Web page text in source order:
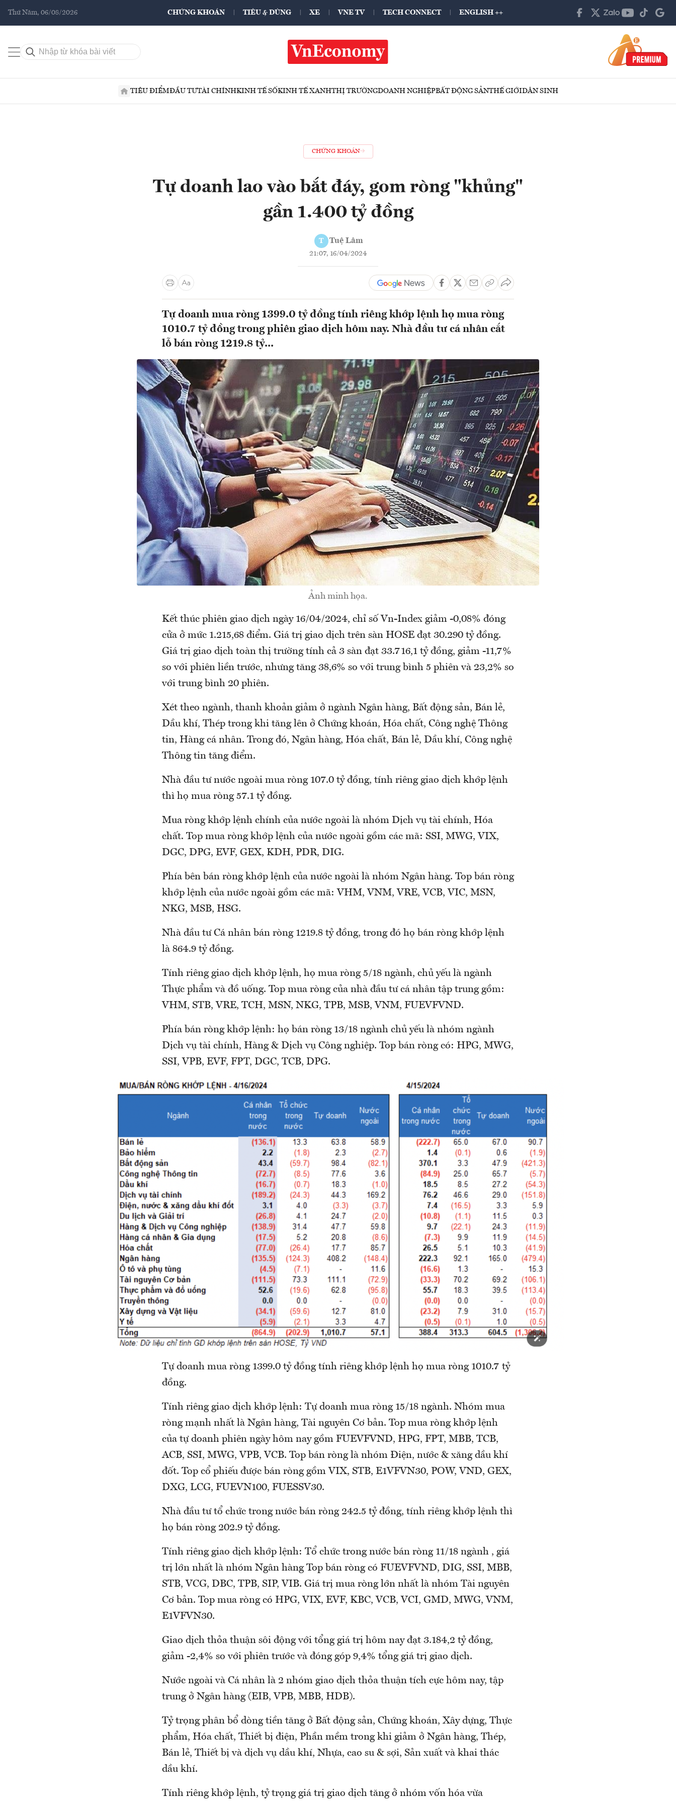
Thứ Năm, 06/08/2026 CHỨNG KHOÁN TIÊU & DÙNG XE VNE TV TECH CONNECT ENGLISH ++
TIÊU ĐIỂMĐẦU TƯTÀI CHÍNHKINH TẾ SỐKINH TẾ XANHTHỊ TRƯỜNGDOANH NGHIỆPBẤT ĐỘNG SẢNTHẾ GIỚIDÂN SINH
CHỨNG KHOÁN
Tự doanh lao vào bắt đáy, gom ròng "khủng"
gần 1.400 tỷ đồng
T Tuệ Lâm
21:07, 16/04/2024
Tự doanh mua ròng 1399.0 tỷ đồng tính riêng khớp lệnh họ mua ròng
1010.7 tỷ đồng trong phiên giao dịch hôm nay. Nhà đầu tư cá nhân cắt
lỗ bán ròng 1219.8 tỷ...
Ảnh minh họa.
Kết thúc phiên giao dịch ngày 16/04/2024, chỉ số Vn-Index giảm -0,08% đóng
cửa ở mức 1.215,68 điểm. Giá trị giao dịch trên sàn HOSE đạt 30.290 tỷ đồng.
Giá trị giao dịch toàn thị trường tính cả 3 sàn đạt 33.716,1 tỷ đồng, giảm -11,7%
so với phiên liền trước, nhưng tăng 38,6% so với trung bình 5 phiên và 23,2% so
với trung bình 20 phiên.
Xét theo ngành, thanh khoản giảm ở ngành Ngân hàng, Bất động sản, Bán lẻ,
Dầu khí, Thép trong khi tăng lên ở Chứng khoán, Hóa chất, Công nghệ Thông
tin, Hàng cá nhân. Trong đó, Ngân hàng, Hóa chất, Bán lẻ, Dầu khí, Công nghệ
Thông tin tăng điểm.
Nhà đầu tư nước ngoài mua ròng 107.0 tỷ đồng, tính riêng giao dịch khớp lệnh
thì họ mua ròng 57.1 tỷ đồng.
Mua ròng khớp lệnh chính của nước ngoài là nhóm Dịch vụ tài chính, Hóa
chất. Top mua ròng khớp lệnh của nước ngoài gồm các mã: SSI, MWG, VIX,
DGC, DPG, EVF, GEX, KDH, PDR, DIG.
Phía bên bán ròng khớp lệnh của nước ngoài là nhóm Ngân hàng. Top bán ròng
khớp lệnh của nước ngoài gồm các mã: VHM, VNM, VRE, VCB, VIC, MSN,
NKG, MSB, HSG.
Nhà đầu tư Cá nhân bán ròng 1219.8 tỷ đồng, trong đó họ bán ròng khớp lệnh
là 864.9 tỷ đồng.
Tính riêng giao dịch khớp lệnh, họ mua ròng 5/18 ngành, chủ yếu là ngành
Thực phẩm và đồ uống. Top mua ròng của nhà đầu tư cá nhân tập trung gồm:
VHM, STB, VRE, TCH, MSN, NKG, TPB, MSB, VNM, FUEVFVND.
Phía bán ròng khớp lệnh: họ bán ròng 13/18 ngành chủ yếu là nhóm ngành
Dịch vụ tài chính, Hàng & Dịch vụ Công nghiệp. Top bán ròng có: HPG, MWG,
SSI, VPB, EVF, FPT, DGC, TCB, DPG.
Tự doanh mua ròng 1399.0 tỷ đồng tính riêng khớp lệnh họ mua ròng 1010.7 tỷ
đồng.
Tính riêng giao dịch khớp lệnh: Tự doanh mua ròng 15/18 ngành. Nhóm mua
ròng mạnh nhất là Ngân hàng, Tài nguyên Cơ bản. Top mua ròng khớp lệnh
của tự doanh phiên ngày hôm nay gồm FUEVFVND, HPG, FPT, MBB, TCB,
ACB, SSI, MWG, VPB, VCB. Top bán ròng là nhóm Điện, nước & xăng dầu khí
đốt. Top cổ phiếu được bán ròng gồm VIX, STB, E1VFVN30, POW, VND, GEX,
DXG, LCG, FUEVN100, FUESSV30.
Nhà đầu tư tổ chức trong nước bán ròng 242.5 tỷ đồng, tính riêng khớp lệnh thì
họ bán ròng 202.9 tỷ đồng.
Tính riêng giao dịch khớp lệnh: Tổ chức trong nước bán ròng 11/18 ngành , giá
trị lớn nhất là nhóm Ngân hàng Top bán ròng có FUEVFVND, DIG, SSI, MBB,
STB, VCG, DBC, TPB, SIP, VIB. Giá trị mua ròng lớn nhất là nhóm Tài nguyên
Cơ bản. Top mua ròng có HPG, VIX, EVF, KBC, VCB, VCI, GMD, MWG, VNM,
E1VFVN30.
Giao dịch thỏa thuận sôi động với tổng giá trị hôm nay đạt 3.184,2 tỷ đồng,
giảm -2,4% so với phiên trước và đóng góp 9,4% tổng giá trị giao dịch.
Nước ngoài và Cá nhân là 2 nhóm giao dịch thỏa thuận tích cực hôm nay, tập
trung ở Ngân hàng (EIB, VPB, MBB, HDB).
Tỷ trọng phân bổ dòng tiền tăng ở Bất động sản, Chứng khoán, Xây dựng, Thực
phẩm, Hóa chất, Thiết bị điện, Phần mềm trong khi giảm ở Ngân hàng, Thép,
Bán lẻ, Thiết bị và dịch vụ dầu khí, Nhựa, cao su & sợi, Sản xuất và khai thác
dầu khí.
Tính riêng khớp lệnh, tỷ trọng giá trị giao dịch tăng ở nhóm vốn hóa vừa